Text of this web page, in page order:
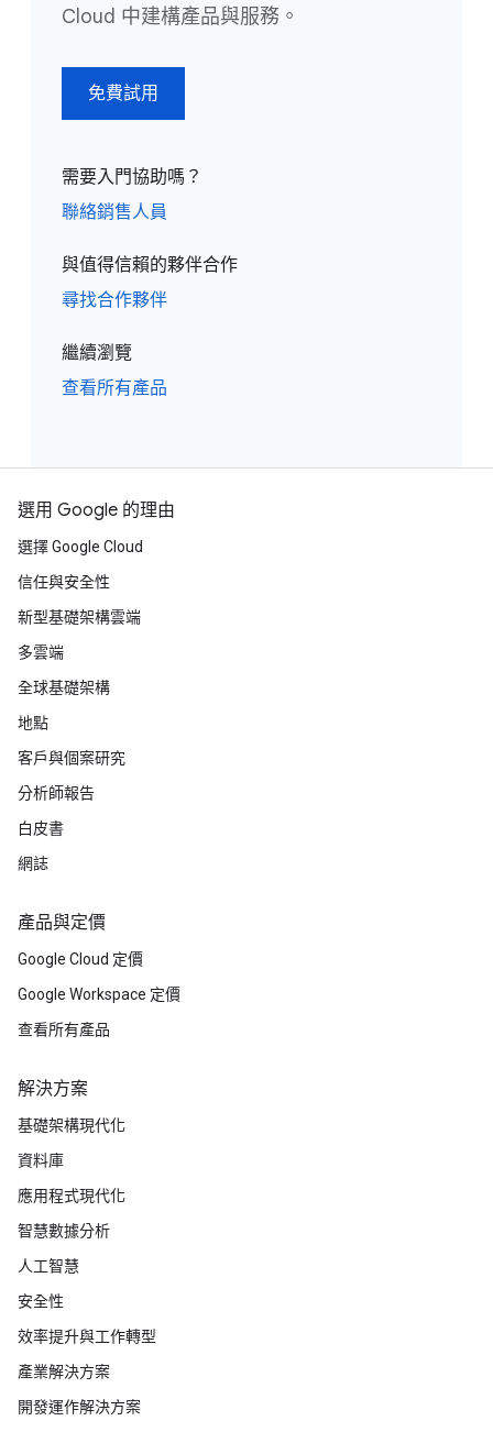
Cloud 中建構產品與服務。
免費試用
需要入門協助嗎？
聯絡銷售人員
與值得信賴的夥伴合作
尋找合作夥伴
繼續瀏覽
查看所有產品
選用 Google 的理由
選擇 Google Cloud
信任與安全性
新型基礎架構雲端
多雲端
全球基礎架構
地點
客戶與個案研究
分析師報告
白皮書
網誌
產品與定價
Google Cloud 定價
Google Workspace 定價
查看所有產品
解決方案
基礎架構現代化
資料庫
應用程式現代化
智慧數據分析
人工智慧
安全性
效率提升與工作轉型
產業解決方案
開發運作解決方案